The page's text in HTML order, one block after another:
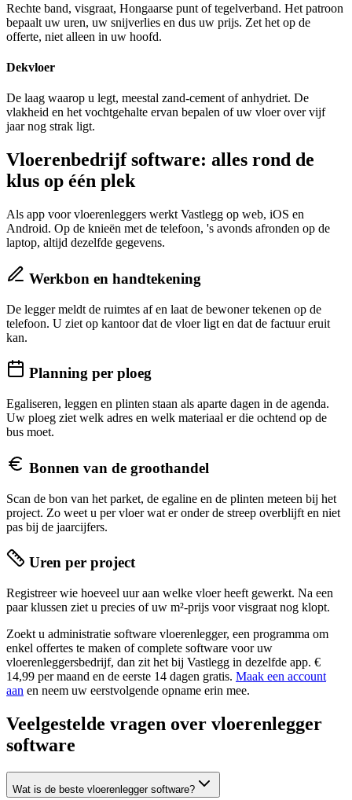
Rechte band, visgraat, Hongaarse punt of tegelverband. Het patroon
bepaalt uw uren, uw snijverlies en dus uw prijs. Zet het op de
offerte, niet alleen in uw hoofd.
Dekvloer
De laag waarop u legt, meestal zand-cement of anhydriet. De
vlakheid en het vochtgehalte ervan bepalen of uw vloer over vijf
jaar nog strak ligt.
Vloerenbedrijf software: alles rond de
klus op één plek
Als app voor vloerenleggers werkt Vastlegg op web, iOS en
Android. Op de knieën met de telefoon, 's avonds afronden op de
laptop, altijd dezelfde gegevens.
Werkbon en handtekening
De legger meldt de ruimtes af en laat de bewoner tekenen op de
telefoon. U ziet op kantoor dat de vloer ligt en dat de factuur eruit
kan.
Planning per ploeg
Egaliseren, leggen en plinten staan als aparte dagen in de agenda.
Uw ploeg ziet welk adres en welk materiaal er die ochtend op de
bus moet.
Bonnen van de groothandel
Scan de bon van het parket, de egaline en de plinten meteen bij het
project. Zo weet u per vloer wat er onder de streep overblijft en niet
pas bij de jaarcijfers.
Uren per project
Registreer wie hoeveel uur aan welke vloer heeft gewerkt. Na een
paar klussen ziet u precies of uw m²-prijs voor visgraat nog klopt.
Zoekt u administratie software vloerenlegger, een programma om
enkel offertes te maken of complete software voor uw
vloerenleggersbedrijf, dan zit het bij Vastlegg in dezelfde app. €
14,99 per maand en de eerste 14 dagen gratis. Maak een account
aan en neem uw eerstvolgende opname erin mee.
Veelgestelde vragen over vloerenlegger
software
Wat is de beste vloerenlegger software?